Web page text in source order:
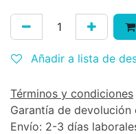
Añadir a lista de
Términos y condiciones
Garantía de devolución
Envío: 2-3 días